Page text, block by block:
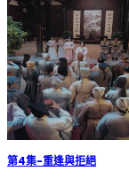
第4集-重逢與拒絕